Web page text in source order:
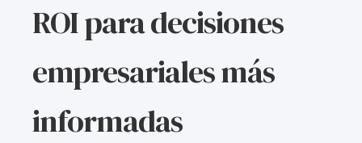
ROI para decisiones
empresariales más
informadas